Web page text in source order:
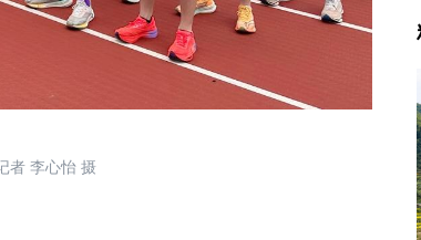
李心怡 摄